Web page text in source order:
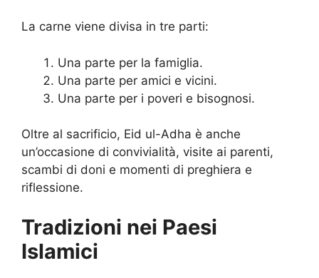
La carne viene divisa in tre parti:
Una parte per la famiglia.
Una parte per amici e vicini.
Una parte per i poveri e bisognosi.
Oltre al sacrificio, Eid ul-Adha è anche
un’occasione di convivialità, visite ai parenti,
scambi di doni e momenti di preghiera e
riflessione.
Tradizioni nei Paesi
Islamici